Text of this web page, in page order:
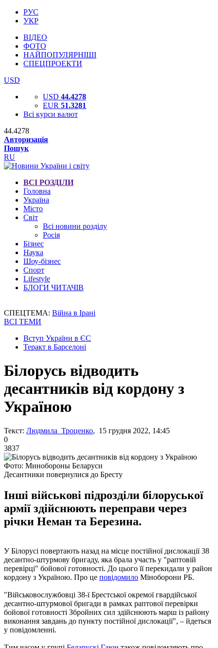
РУС
УКР
ВІДЕО
ФОТО
НАЙПОПУЛЯРНІШІ
СПЕЦПРОЕКТИ
USD
USD 44.4278
EUR 51.3281
Всі курси валют
44.4278
Авторизація
Пошук
RU
ВСІ РОЗДІЛИ
Головна
Україна
Місто
Світ
Всі новини розділу
Росія
Бізнес
Наука
Шоу-бізнес
Спорт
Lifestyle
БЛОГИ ЧИТАЧІВ
СПЕЦТЕМА: Війна в Ірані
ВСІ ТЕМИ
Вступ України в ЄС
Теракт в Барселоні
Білорусь відводить
десантників від кордону з
Україною
Текст: Людмила Троценко, 15 грудня 2022, 14:45
0
3837
Фото: Минобороны Беларуси
Десантники повернулися до Бресту
Інші військові підрозділи білоруської
армії здійснюють переправи через
річки Неман та Березина.
У Білорусі повертають назад на місце постійної дислокації 38
десантно-штурмову бригаду, яка брала участь у "раптовій
перевірці" бойової готовності. До цього її перекидали у район
кордону з Україною. Про це повідомило Міноборони РБ.
"Військовослужбовці 38-ї Брестської окремої гвардійської
десантно-штурмової бригади в рамках раптової перевірки
бойової готовності Збройних сил здійснюють марш із району
виконання завдань до пункту постійної дислокації", – йдеться
у повідомленні.